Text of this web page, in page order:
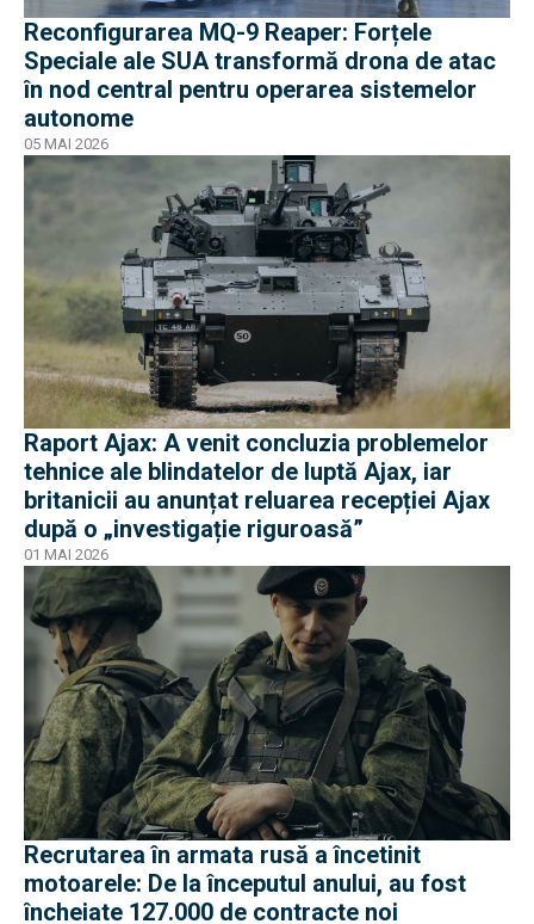
Reconfigurarea MQ-9 Reaper: Forțele
Speciale ale SUA transformă drona de atac
în nod central pentru operarea sistemelor
autonome
05 MAI 2026
Raport Ajax: A venit concluzia problemelor
tehnice ale blindatelor de luptă Ajax, iar
britanicii au anunțat reluarea recepției Ajax
după o „investigație riguroasă”
01 MAI 2026
Recrutarea în armata rusă a încetinit
motoarele: De la începutul anului, au fost
încheiate 127.000 de contracte noi